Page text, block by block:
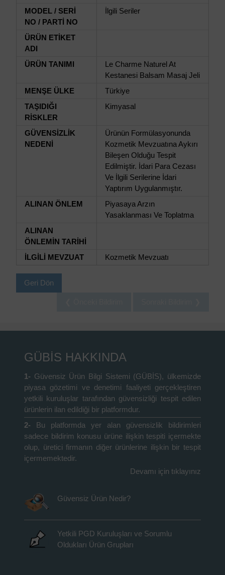
MODEL / SERİ
NO / PARTİ NO
İlgili Seriler
ÜRÜN ETİKET
ADI
ÜRÜN TANIMI
Le Charme Naturel At
Kestanesi Balsam Masaj Jeli
MENŞE ÜLKE
Türkiye
TAŞIDIĞI
RİSKLER
Kimyasal
GÜVENSİZLİK
NEDENİ
Ürünün Formülasyonunda
Kozmetik Mevzuatına Aykırı
Bileşen Olduğu Tespit
Edilmiştir. İdari Para Cezası
Ve İlgili Serilerine İdari
Yaptırım Uygulanmıştır.
ALINAN ÖNLEM
Piyasaya Arzın
Yasaklanması Ve Toplatma
ALINAN
ÖNLEMİN TARİHİ
İLGİLİ MEVZUAT
Kozmetik Mevzuatı
Geri Dön
GÜBİS HAKKINDA
1- Güvensiz Ürün Bilgi Sistemi (GÜBİS), ülkemizde
piyasa gözetimi ve denetimi faaliyeti gerçekleştiren
yetkili kuruluşlar tarafından güvensizliği tespit edilen
ürünlerin ilan edildiği bir platformdur.
2-
Bu platformda yer alan güvensizlik bildirimleri
sadece bildirim konusu ürüne ilişkin tespiti içermekte
olup, üretici firmanın diğer ürünlerine ilişkin bir tespit
içermemektedir.
Devamı için tıklayınız
Güvensiz Ürün Nedir?
Yetkili PGD Kuruluşları ve Sorumlu
Oldukları Ürün Grupları